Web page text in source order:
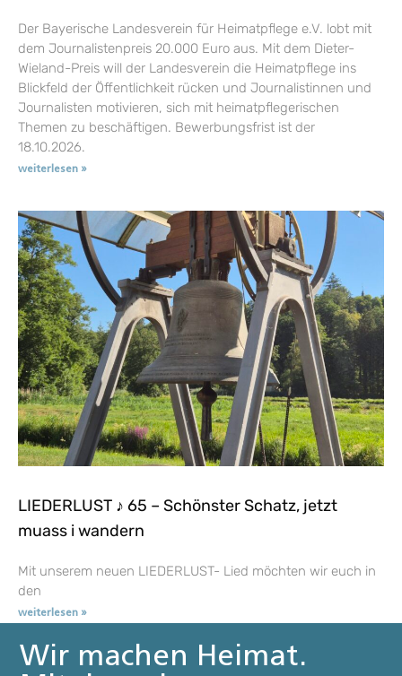
Der Bayerische Landesverein für Heimatpflege e.V. lobt mit
dem Journalistenpreis 20.000 Euro aus. Mit dem Dieter-
Wieland-Preis will der Landesverein die Heimatpflege ins
Blickfeld der Öffentlichkeit rücken und Journalistinnen und
Journalisten motivieren, sich mit heimatpflegerischen
Themen zu beschäftigen. Bewerbungsfrist ist der
18.10.2026.
weiterlesen »
LIEDERLUST ♪ 65 – Schönster Schatz, jetzt
muass i wandern
Mit unserem neuen LIEDERLUST- Lied möchten wir euch in
den
weiterlesen »
Wir machen Heimat.